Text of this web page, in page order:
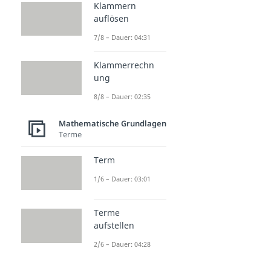
Klammern
auflösen
7/8 – Dauer: 04:31
Klammerrechn
ung
8/8 – Dauer: 02:35
Mathematische Grundlagen
Terme
Term
1/6 – Dauer: 03:01
Terme
aufstellen
2/6 – Dauer: 04:28